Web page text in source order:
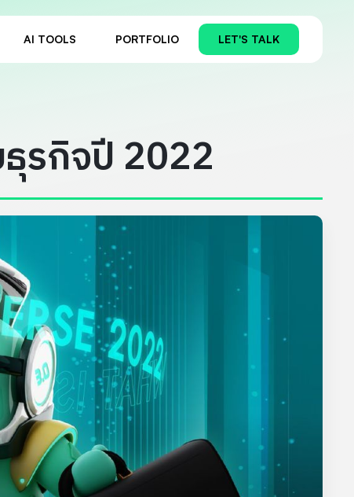
AI TOOLS PORTFOLIO LET'S TALK
ธุรกิจปี 2022